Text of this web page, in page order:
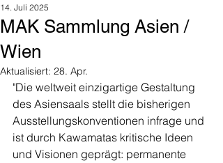
MAK Sammlung Asien /
Wien
14. Juli 2025
Aktualisiert: 28. Apr.
"Die weltweit einzigartige Gestaltung
des Asiensaals stellt die bisherigen
Ausstellungskonventionen infrage und
ist durch Kawamatas kritische Ideen
und Visionen geprägt: permanente